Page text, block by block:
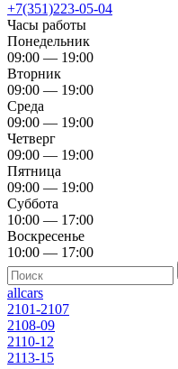
+7(351)223-05-04
Часы работы
Понедельник
09:00 — 19:00
Вторник
09:00 — 19:00
Среда
09:00 — 19:00
Четверг
09:00 — 19:00
Пятница
09:00 — 19:00
Суббота
10:00 — 17:00
Воскресенье
10:00 — 17:00
allcars
2101-2107
2108-09
2110-12
2113-15